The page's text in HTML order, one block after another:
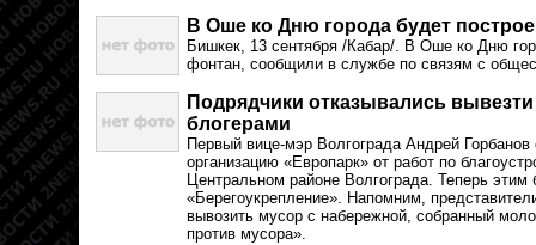
В Оше ко Дню города будет
Бишкек, 13 сентября /Кабар/. В Оше ко Дню
фонтан, сообщили в службе по связям с
Подрядчики отказывались
блогерами
Первый вице-мэр Волгограда Андрей
организацию «Европарк» от работ по
Центральном районе Волгограда. Теперь
«Берегоукрепление». Напомним,
вывозить мусор с набережной, собранный
против мусора».